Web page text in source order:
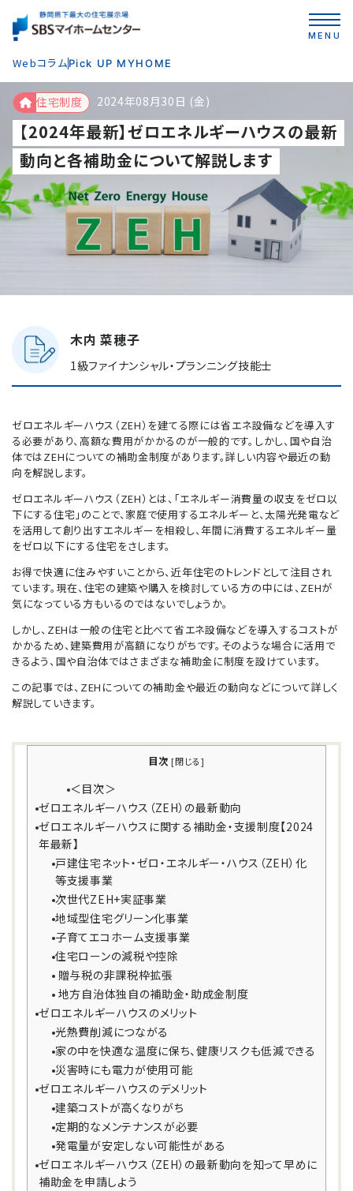
MENU
WebコラムPick UP MYHOME
住宅制度 2024年08月30日 (金)
【2024年最新】ゼロエネルギーハウスの最新
動向と各補助金について解説します
木内 菜穂子
1級ファイナンシャル・プランニング技能士
ゼロエネルギーハウス（ZEH）を建てる際には省エネ設備などを導入す
る必要があり、高額な費用がかかるのが一般的です。しかし、国や自治
体ではZEHについての補助金制度があります。詳しい内容や最近の動
向を解説します。
ゼロエネルギーハウス（ZEH）とは、「エネルギー消費量の収支をゼロ以
下にする住宅」のことで、家庭で使用するエネルギーと、太陽光発電など
を活用して創り出すエネルギーを相殺し、年間に消費するエネルギー量
をゼロ以下にする住宅をさします。
お得で快適に住みやすいことから、近年住宅のトレンドとして注目され
ています。現在、住宅の建築や購入を検討している方の中には、ZEHが
気になっている方もいるのではないでしょうか。
しかし、ZEHは一般の住宅と比べて省エネ設備などを導入するコストが
かかるため、建築費用が高額になりがちです。そのような場合に活用で
きるよう、国や自治体ではさまざまな補助金に制度を設けています。
この記事では、ZEHについての補助金や最近の動向などについて詳しく
解説していきます。
目次 [閉じる]
＜目次＞
ゼロエネルギーハウス（ZEH）の最新動向
ゼロエネルギーハウスに関する補助金・支援制度【2024
年最新】
戸建住宅ネット・ゼロ・エネルギー・ハウス（ZEH）化
等支援事業
次世代ZEH+実証事業
地域型住宅グリーン化事業
子育てエコホーム支援事業
住宅ローンの減税や控除
贈与税の非課税枠拡張
地方自治体独自の補助金・助成金制度
ゼロエネルギーハウスのメリット
光熱費削減につながる
家の中を快適な温度に保ち、健康リスクも低減できる
災害時にも電力が使用可能
ゼロエネルギーハウスのデメリット
建築コストが高くなりがち
定期的なメンテナンスが必要
発電量が安定しない可能性がある
ゼロエネルギーハウス（ZEH）の最新動向を知って早めに
補助金を申請しよう